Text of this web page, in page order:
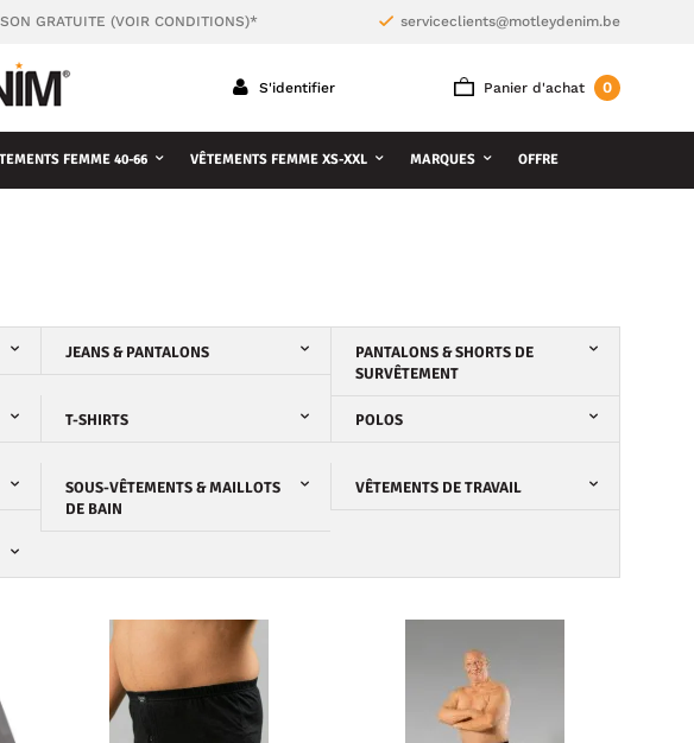
GRATUITE (VOIR CONDITIONS)* serviceclients@motleydenim.be
Panier d'achat 0
S'identifier
FEMME 40-66 VÊTEMENTS FEMME XS-XXL MARQUES OFFRE
JEANS & PANTALONS
PANTALONS & SHORTS DE
SURVÊTEMENT
T-SHIRTS POLOS
SOUS-VÊTEMENTS & MAILLOTS
DE BAIN
VÊTEMENTS DE TRAVAIL